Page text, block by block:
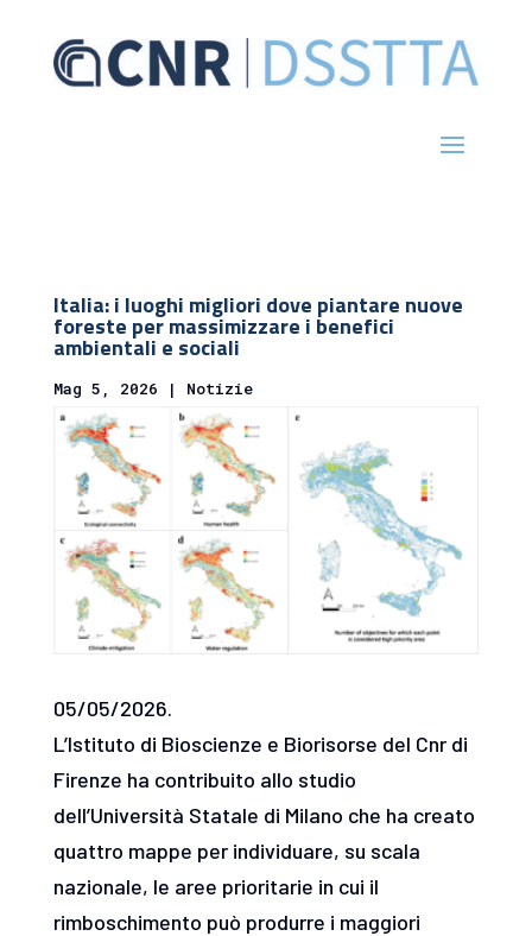
Italia: i luoghi migliori dove piantare nuove
foreste per massimizzare i benefici
ambientali e sociali
Mag 5, 2026 | Notizie
05/05/2026.
L’Istituto di Bioscienze e Biorisorse del Cnr di
Firenze ha contribuito allo studio
dell’Università Statale di Milano che ha creato
quattro mappe per individuare, su scala
nazionale, le aree prioritarie in cui il
rimboschimento può produrre i maggiori